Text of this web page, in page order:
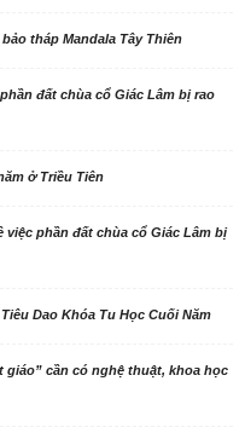
tháp Mandala Tây Thiên
đất chùa cổ Giác Lâm bị rao
ở Triều Tiên
việc phần đất chùa cổ Giác Lâm bị
Dao Khóa Tu Học Cuối Năm
giáo” cần có nghệ thuật, khoa học